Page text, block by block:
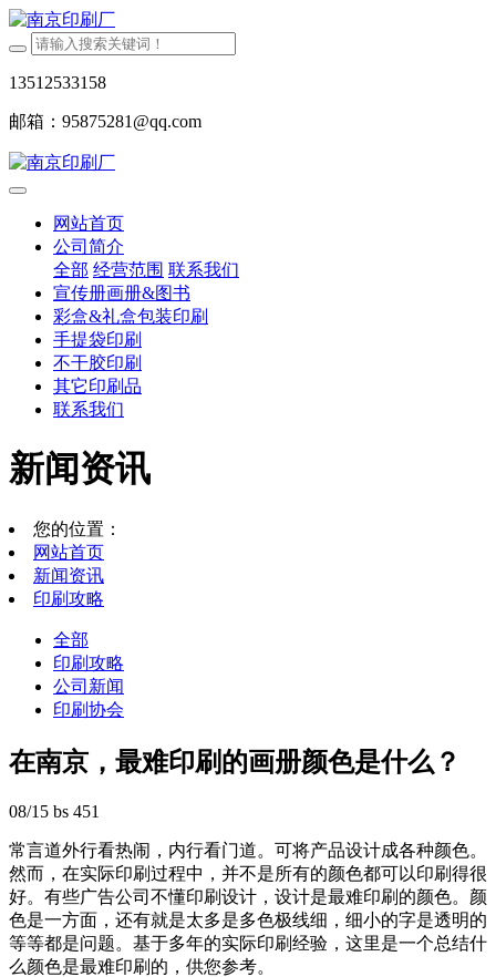
13512533158
邮箱：95875281@qq.com
网站首页
公司简介
全部 经营范围 联系我们
宣传册画册&图书
彩盒&礼盒包装印刷
手提袋印刷
不干胶印刷
其它印刷品
联系我们
新闻资讯
您的位置：
网站首页
新闻资讯
印刷攻略
全部
印刷攻略
公司新闻
印刷协会
在南京，最难印刷的画册颜色是什么？
08/15 bs 451
常言道外行看热闹，内行看门道。可将产品设计成各种颜色。
然而，在实际印刷过程中，并不是所有的颜色都可以印刷得很
好。有些广告公司不懂印刷设计，设计是最难印刷的颜色。颜
色是一方面，还有就是太多是多色极线细，细小的字是透明的
等等都是问题。基于多年的实际印刷经验，这里是一个总结什
么颜色是最难印刷的，供您参考。